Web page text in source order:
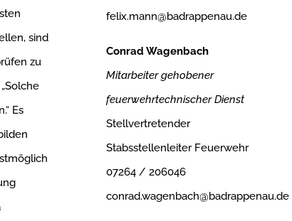
sind
zu
Es
felix.mann@badrappenau.de
Conrad Wagenbach
Mitarbeiter gehobener
feuerwehrtechnischer Dienst
Stellvertretender
Stabsstellenleiter Feuerwehr
07264 / 206046
conrad.wagenbach@badrappenau.de